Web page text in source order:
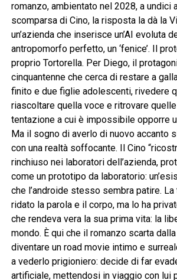
romanzo, ambientato nel 2028, a undici
scomparsa di Cino, la risposta la dà la
un’azienda che inserisce un’AI evoluta
antropomorfo perfetto, un ‘fenice’. Il
proprio Tortorella. Per Diego, il
cinquantenne che cerca di restare a
finito e due figlie adolescenti, rivedere
riascoltare quella voce e ritrovare
tentazione a cui è impossibile opporre
Ma il sogno di averlo di nuovo accanto
con una realtà soffocante. Il Cino
rinchiuso nei laboratori dell’azienda,
come un prototipo da laboratorio:
che l’androide stesso sembra patire.
ridato la parola e il corpo, ma lo ha
che rendeva vera la sua prima vita: la
mondo. È qui che il romanzo scarta
diventare un road movie intimo e
a vederlo prigioniero: decide di far
artificiale, mettendosi in viaggio con lui